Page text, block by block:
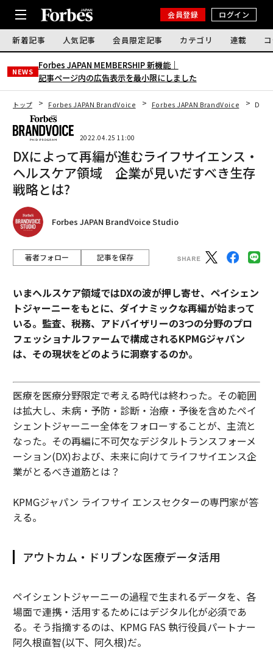
会員登録 ログイン
新着記事 人気記事 会員限定記事 カテゴリ 連載
NEWS
Forbes JAPAN MEMBERSHIP 新機能｜
記事ページ内の広告表示を最小限にしました
トップ Forbes JAPAN BrandVoice Forbes JAPAN BrandVoice DXに
2022.04.25 11:00
DXによって再編が進むライフサイエンス・
ヘルスケア領域 企業が見いだすべき生存
戦略とは?
Forbes JAPAN BrandVoice Studio
著者フォロー 記事を保存
いまヘルスケア領域ではDXの波が押し寄せ、ペイシェン
トジャーニーをもとに、ダイナミックな再編が始まって
いる。監査、税務、アドバイザリーの3つの分野のプロ
フェッショナルファームで構成されるKPMGジャパン
は、その現状をどのように洞察するのか。
医療を医療分野限定で考える時代は終わった。その範囲
は拡大し、未病・予防・診断・治療・予後を含めたペイ
シェントジャーニー全体をフォローすることが、主流と
なった。その再編に不可欠なデジタルトランスフォーメ
ーション(DX)および、未来に向けてライフサイエンス企
業がとるべき道筋とは？
KPMGジャパン ライフサイ エンスセクターの専門家が答
える。
アウトカム・ドリブンな医療データ活用
ペイシェントジャーニーの過程で生まれるデータを、各
場面で連携・活用するためにはデジタル化が必須であ
る。そう指摘するのは、KPMG FAS 執行役員パートナー
阿久根直智(以下、阿久根)だ。